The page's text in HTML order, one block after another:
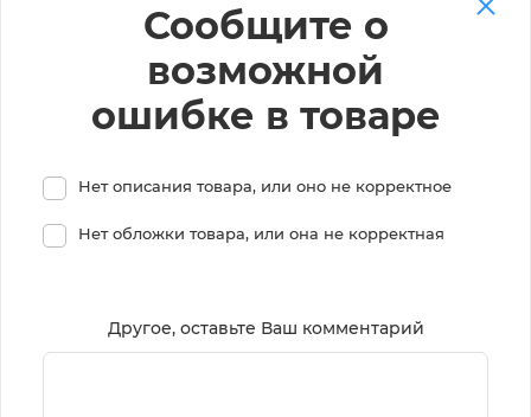
Сообщите о
возможной
ошибке в товаре
Нет описания товара, или оно не корректное
Нет обложки товара, или она не корректная
Другое, оставьте Ваш комментарий